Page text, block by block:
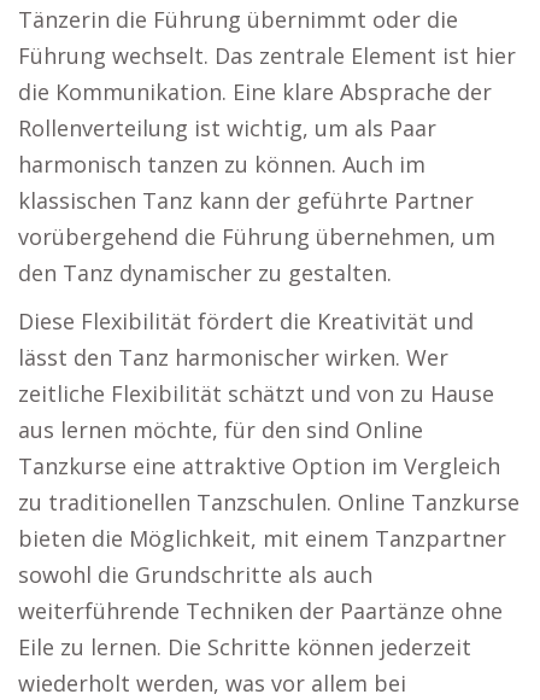
Tänzerin die Führung übernimmt oder die
Führung wechselt. Das zentrale Element ist hier
die Kommunikation. Eine klare Absprache der
Rollenverteilung ist wichtig, um als Paar
harmonisch tanzen zu können. Auch im
klassischen Tanz kann der geführte Partner
vorübergehend die Führung übernehmen, um
den Tanz dynamischer zu gestalten.
Diese Flexibilität fördert die Kreativität und
lässt den Tanz harmonischer wirken. Wer
zeitliche Flexibilität schätzt und von zu Hause
aus lernen möchte, für den sind Online
Tanzkurse eine attraktive Option im Vergleich
zu traditionellen Tanzschulen. Online Tanzkurse
bieten die Möglichkeit, mit einem Tanzpartner
sowohl die Grundschritte als auch
weiterführende Techniken der Paartänze ohne
Eile zu lernen. Die Schritte können jederzeit
wiederholt werden, was vor allem bei